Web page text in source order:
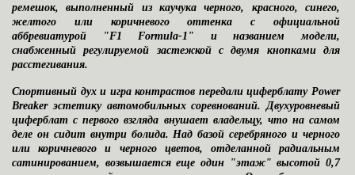
ремешок, выполненный из каучука черного, красного, синего,
желтого или коричневого оттенка с официальной
аббревиатурой
"F1 Formula-1" и названием модели,
снабженный регулируемой застежкой с двумя кнопками для
расстегивания.
Спортивный дух и игра контрастов передали циферблату Power
Breakerэстетику автомобильных соревнований. Двухуровневый
циферблат с первого взгляда внушает владельцу, что на самом
деле он сидит внутри болида. Над базой серебряного и черного
или коричневого и черного цветов, отделанной радиальным
сатинированием, возвышается еще один "этаж" высотой 0,7